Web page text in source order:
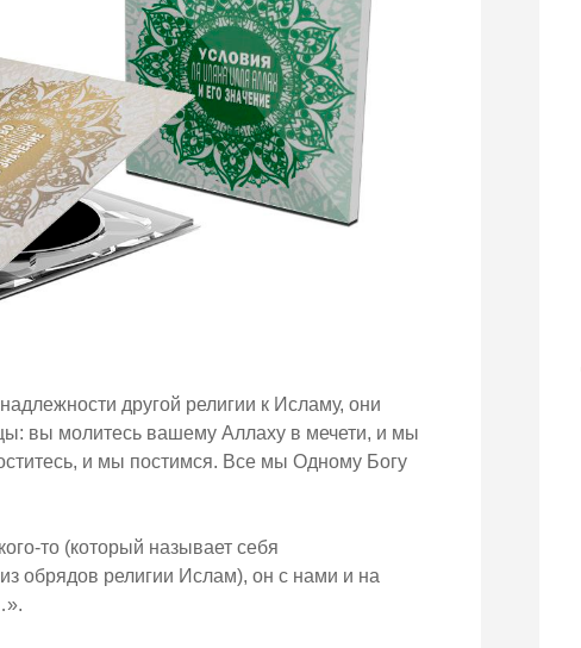
другой религии к Исламу, они
вы молитесь вашему Аллаху в мечети, и мы
и мы постимся. Все мы Одному Богу
то (который называет себя
обрядов религии Ислам), он с нами и на